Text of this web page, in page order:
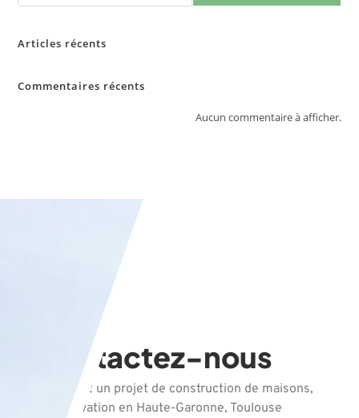
Articles récents
Commentaires récents
Aucun commentaire à afficher.
Contactez-nous
Vous avez un projet de construction de maisons,
de rénovation en Haute-Garonne, Toulouse